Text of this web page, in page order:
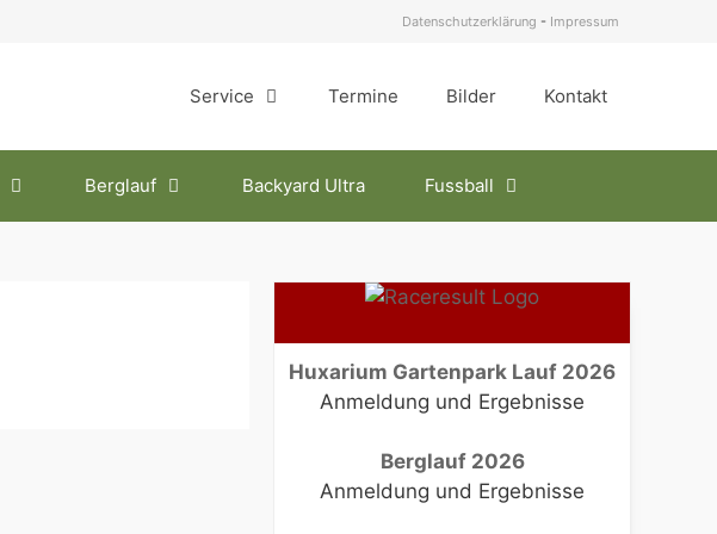
Datenschutzerklärung - Impressum
Service Termine Bilder Kontakt
Berglauf Backyard Ultra Fussball
Huxarium Gartenpark Lauf 2026
Anmeldung und Ergebnisse
Berglauf 2026
Anmeldung und Ergebnisse